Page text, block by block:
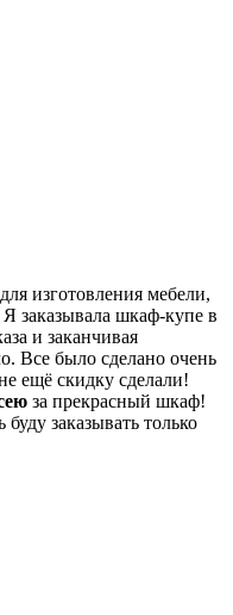
изготовления мебели,
заказывала шкаф-купе в
и заканчивая
Все было сделано очень
ещё скидку сделали!
за прекрасный шкаф!
заказывать только